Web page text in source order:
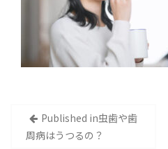
投
稿
Published in虫歯や歯
周病はうつるの？